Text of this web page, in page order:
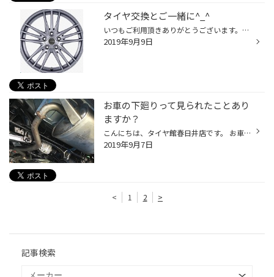
タイヤ交換とご一緒に^_^
いつもご利用頂きありがとうございます。シエンタやフィット・アクアをお乗りのお客様、タイヤ交換とご一緒にアルミホイールへチェンジは如何でしょうか？純正アルミホイールがオプションだったりしますので、5年ほど使い錆びが気になるという場合にもおススメです。お財布に優しい価格設定の商品も...
2019年9月9日
お車の下廻りって見られたことあり
ますか？
こんにちは、タイヤ館春日井店です。 お車の洗車で綺麗にする事は皆様されていると思いますがお車の下って結構見落としがちですよね・・ いざ下回りを見てみるとマフラーなどに錆が出ている事があります。 上記の写真は少し錆が出始めています。 これの錆は年々進行していってしまいます。 進行して...
2019年9月7日
< 1 2 >
記事検索